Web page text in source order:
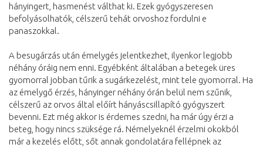
hányingert, hasmenést válthat ki. Ezek gyógyszeresen
befolyásolhatók, célszerű tehát orvoshoz fordulni e
panaszokkal.
A besugárzás után émelygés jelentkezhet, ilyenkor legjobb
néhány óráig nem enni. Egyébként általában a betegek üres
gyomorral jobban tűrik a sugárkezelést, mint tele gyomorral. Ha
az émelygő érzés, hányinger néhány órán belül nem szűnik,
célszerű az orvos által előírt hányáscsillapító gyógyszert
bevenni. Ezt még akkor is érdemes szedni, ha már úgy érzi a
beteg, hogy nincs szüksége rá. Némelyeknél érzelmi okokból
már a kezelés előtt, sőt annak gondolatára fellépnek az